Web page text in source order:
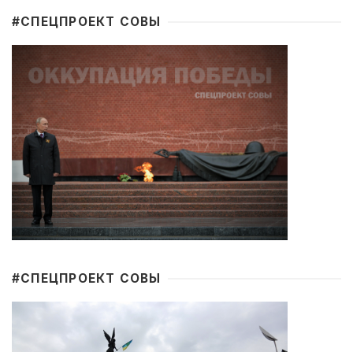
#CПЕЦПРОЕКТ СОВЫ
#CПЕЦПРОЕКТ СОВЫ